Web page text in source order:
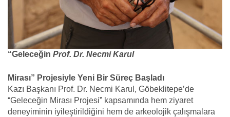
“Geleceğin Prof. Dr. Necmi Karul
Mirası” Projesiyle Yeni Bir Süreç Başladı
Kazı Başkanı Prof. Dr. Necmi Karul, Göbeklitepe’de
“Geleceğin Mirası Projesi” kapsamında hem ziyaret
deneyiminin iyileştirildiğini hem de arkeolojik çalışmalara